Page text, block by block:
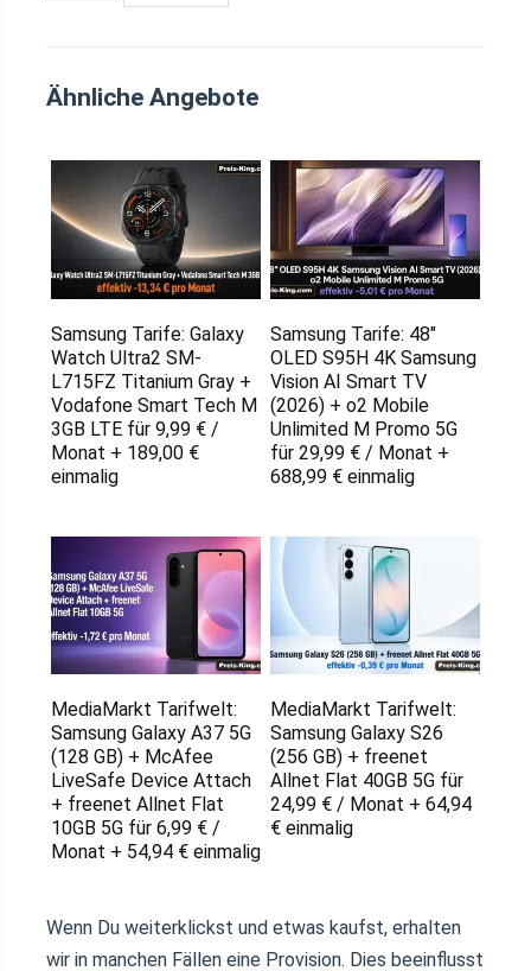
Ähnliche Angebote
Samsung Tarife: Galaxy
Watch Ultra2 SM-
L715FZ Titanium Gray +
Vodafone Smart Tech M
3GB LTE für 9,99 € /
Monat + 189,00 €
einmalig
Samsung Tarife: 48″
OLED S95H 4K Samsung
Vision AI Smart TV
(2026) + o2 Mobile
Unlimited M Promo 5G
für 29,99 € / Monat +
688,99 € einmalig
MediaMarkt Tarifwelt:
Samsung Galaxy A37 5G
(128 GB) + McAfee
LiveSafe Device Attach
+ freenet Allnet Flat
10GB 5G für 6,99 € /
Monat + 54,94 € einmalig
MediaMarkt Tarifwelt:
Samsung Galaxy S26
(256 GB) + freenet
Allnet Flat 40GB 5G für
24,99 € / Monat + 64,94
€ einmalig
Wenn Du weiterklickst und etwas kaufst, erhalten
wir in manchen Fällen eine Provision. Dies beeinflusst